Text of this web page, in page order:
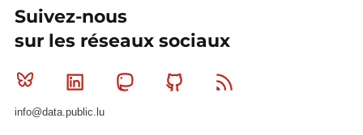
Suivez-nous
sur les réseaux sociaux
Bluesky Linkedin MastodonGithub
info@data.public.lu